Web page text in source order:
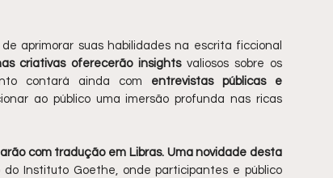
aprimorar suas habilidades na escrita ficcional
criativas oferecerão insights valiosos sobre os
contará ainda com entrevistas públicas e
ao público uma imersão profunda nas ricas
com tradução em Libras. Uma novidade desta
Instituto Goethe, onde participantes e público